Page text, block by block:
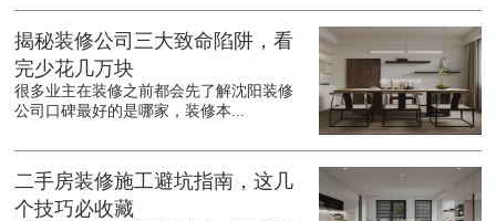
揭秘装修公司三大致命陷阱，看
完少花几万块
很多业主在装修之前都会先了解沈阳装修
公司口碑最好的是哪家，装修本...
二手房装修施工避坑指南，这几
个技巧必收藏